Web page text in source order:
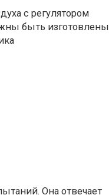
с регулятором
быть изготовлены
Она отвечает